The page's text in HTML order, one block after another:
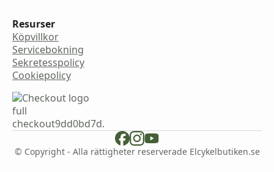
Resurser
Köpvillkor
Servicebokning
Sekretesspolicy
Cookiepolicy
© Copyright - Alla rättigheter reserverade Elcykelbutiken.se